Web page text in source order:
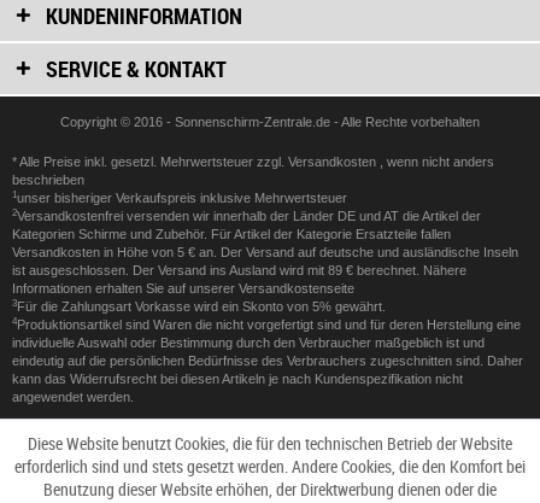
KUNDENINFORMATION
SERVICE & KONTAKT
Copyright © 2016 - Sonnenschirm-Zentrale.de - Alle Rechte vorbehalten
* Alle Preise inkl. gesetzl. Mehrwertsteuer zzgl. Versandkosten
, wenn nicht anders
beschrieben
1unser bisheriger Verkaufspreis inklusive Mehrwertsteuer
2Versandkostenfrei versenden wir innerhalb der Länder DE und AT die Artikel der
Kategorien Schirme und Zubehör. Für Artikel der Kategorie Ersatzteile fallen
Versandkosten in Höhe von 5 € an. Der Versand auf deutsche und ausländische Inseln
ist ausgeschlossen. Der Versand ins Ausland wird mit 89 € berechnet. Nähere
Informationen erhalten Sie auf unserer Versandkostenseite
3Für die Zahlungsart Vorkasse wird ein Skonto von 5% gewährt.
4Produktionsartikel sind Waren die nicht vorgefertigt sind und für deren Herstellung eine
individuelle Auswahl oder Bestimmung durch den Verbraucher maßgeblich ist und
eindeutig auf die persönlichen Bedürfnisse des Verbrauchers zugeschnitten sind. Daher
kann das Widerrufsrecht bei diesen Artikeln je nach Kundenspezifikation nicht
angewendet werden.
Diese Website benutzt Cookies, die für den technischen Betrieb der Website
erforderlich sind und stets gesetzt werden. Andere Cookies, die den Komfort bei
Benutzung dieser Website erhöhen, der Direktwerbung dienen oder die